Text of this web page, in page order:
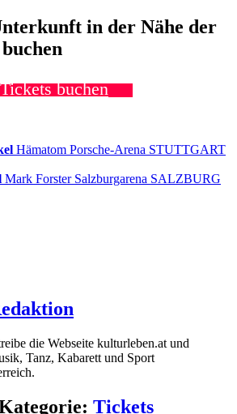
in der Nähe der
buchen
Hämatom Porsche-Arena STUTTGART
Mark Forster Salzburgarena SALZBURG
die Webseite kulturleben.at und
Tanz, Kabarett und Sport
Tickets